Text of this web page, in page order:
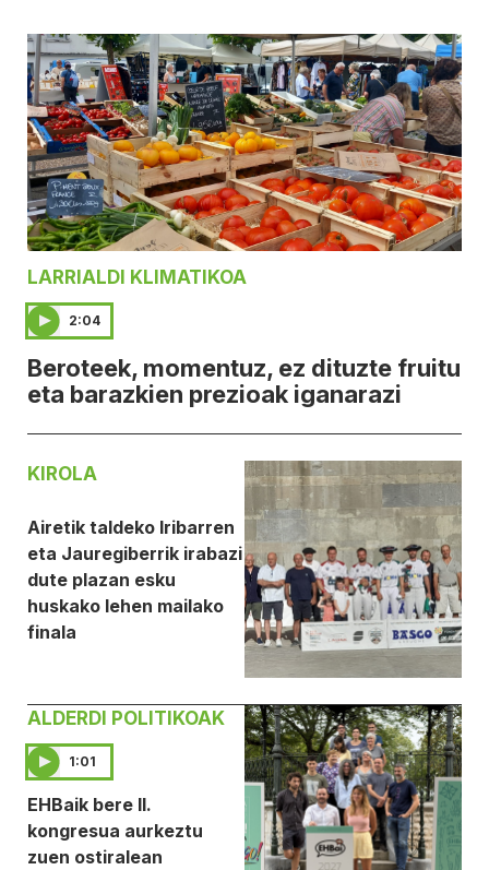
LARRIALDI KLIMATIKOA
2:04
Beroteek, momentuz, ez dituzte fruitu
eta barazkien prezioak iganarazi
KIROLA
Airetik taldeko Iribarren
eta Jauregiberrik irabazi
dute plazan esku
huskako lehen mailako
finala
ALDERDI POLITIKOAK
1:01
EHBaik bere II.
kongresua aurkeztu
zuen ostiralean